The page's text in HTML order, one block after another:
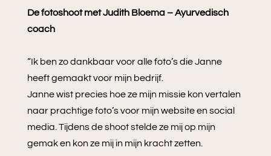
De fotoshoot met Judith Bloema – Ayurvedisch
coach
“Ik ben zo dankbaar voor alle foto’s die Janne
heeft gemaakt voor mijn bedrijf.
Janne wist precies hoe ze mijn missie kon vertalen
naar prachtige foto’s voor mijn website en social
media. Tijdens de shoot stelde ze mij op mijn
gemak en kon ze mij in mijn kracht zetten.